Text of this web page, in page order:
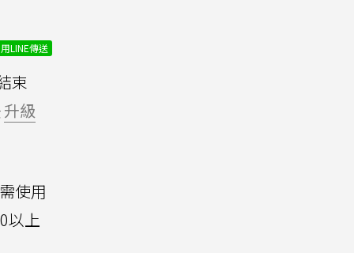
用LINE傳送
束
升級
使用
以上